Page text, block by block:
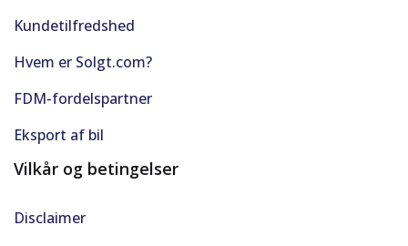
Kundetilfredshed
Hvem er Solgt.com?
FDM-fordelspartner
Eksport af bil
Vilkår og betingelser
Disclaimer